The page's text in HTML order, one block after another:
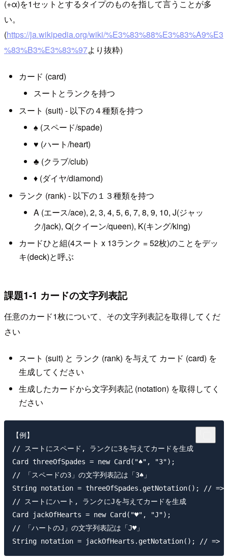
(+α)を1セットとするタイプのものを指して言うことが多
い。
(https://ja.wikipedia.org/wiki/%E3%83%88%E3%83%A9%E3
%83%B3%E3%83%97より抜粋)
カード (card)
スートとランクを持つ
スート (suit) - 以下の４種類を持つ
♠ (スペード/spade)
♥ (ハート/heart)
♣ (クラブ/club)
♦︎ (ダイヤ/diamond)
ランク (rank) - 以下の１３種類を持つ
A (エース/ace), 2, 3, 4, 5, 6, 7, 8, 9, 10, J(ジャッ
ク/jack), Q(クイーン/queen), K(キング/king)
カードひと組(4スート x 13ランク = 52枚)のことをデッ
キ(deck)と呼ぶ
課題1-1 カードの文字列表記
任意のカード1枚について、その文字列表記を取得してくだ
さい
スート (suit) と ランク (rank) を与えて カード (card) を
生成してください
生成したカードから文字列表記 (notation) を取得してく
ださい
【例】
// スートにスペード, ランクに3を与えてカードを生成
Card threeOfSpades = new Card("♠", "3");
// 「スペードの3」の文字列表記は「3♠」
String notation = threeOfSpades.getNotation(); // =>
// スートにハート, ランクにJを与えてカードを生成
Card jackOfHearts = new Card("♥", "J");
// 「ハートのJ」の文字列表記は「J♥」